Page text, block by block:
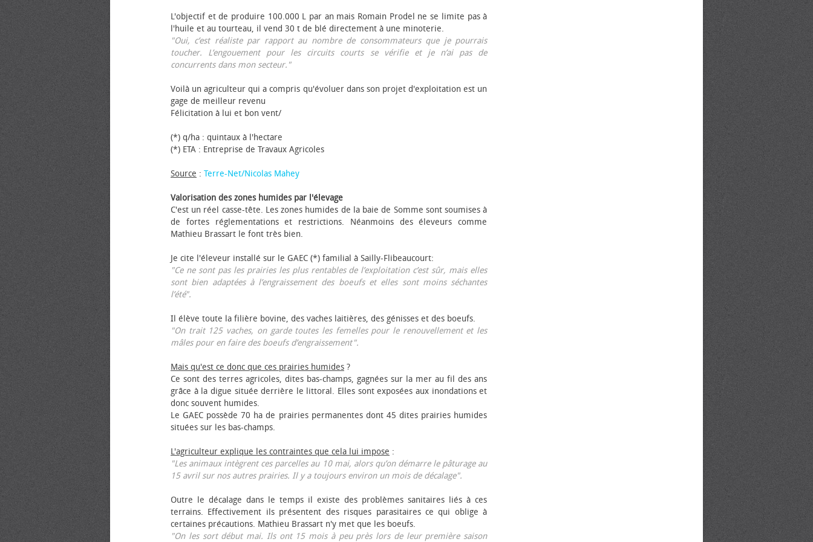
L'objectif et de produire 100.000 L par an mais Romain Prodel ne se limite pas à
l'huile et au tourteau, il vend 30 t de blé directement à une minoterie.
"Oui, c’est réaliste par rapport au nombre de consommateurs que je pourrais
toucher. L’engouement pour les circuits courts se vérifie et je n’ai pas de
concurrents dans mon secteur."
Voilà un agriculteur qui a compris qu'évoluer dans son projet d'exploitation est un
gage de meilleur revenu
Félicitation à lui et bon vent/
(*) q/ha : quintaux à l'hectare
(*) ETA : Entreprise de Travaux Agricoles
Source : Terre-Net/Nicolas Mahey
Valorisation des zones humides par l'élevage
C'est un réel casse-tête. Les zones humides de la baie de Somme sont soumises à
de fortes réglementations et restrictions. Néanmoins des éleveurs comme
Mathieu Brassart le font très bien.
Je cite l'éleveur installé sur le GAEC (*) familial à Sailly-Flibeaucourt:
"Ce ne sont pas les prairies les plus rentables de l’exploitation c’est sûr, mais elles
sont bien adaptées à l’engraissement des bœufs et elles sont moins séchantes
l’été".
Il élève toute la filière bovine, des vaches laitières, des génisses et des bœufs.
"On trait 125 vaches, on garde toutes les femelles pour le renouvellement et les
mâles pour en faire des bœufs d’engraissement".
Mais qu'est ce donc que ces prairies humides ?
Ce sont des terres agricoles, dites bas-champs, gagnées sur la mer au fil des ans
grâce à la digue située derrière le littoral. Elles sont exposées aux inondations et
donc souvent humides.
Le GAEC possède 70 ha de prairies permanentes dont 45 dites prairies humides
situées sur les bas-champs.
L'agriculteur explique les contraintes que cela lui impose :
"Les animaux intègrent ces parcelles au 10 mai, alors qu’on démarre le pâturage au
15 avril sur nos autres prairies. Il y a toujours environ un mois de décalage".
Outre le décalage dans le temps il existe des problèmes sanitaires liés à ces
terrains. Effectivement ils présentent des risques parasitaires ce qui oblige à
certaines précautions. Mathieu Brassart n'y met que les bœufs.
"On les sort début mai. Ils ont 15 mois à peu près lors de leur première saison